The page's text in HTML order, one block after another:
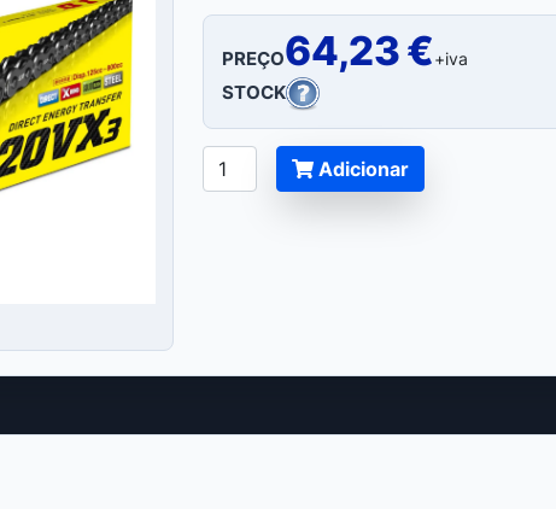
PREÇO64,23 €+iva
STOCK
Adicionar